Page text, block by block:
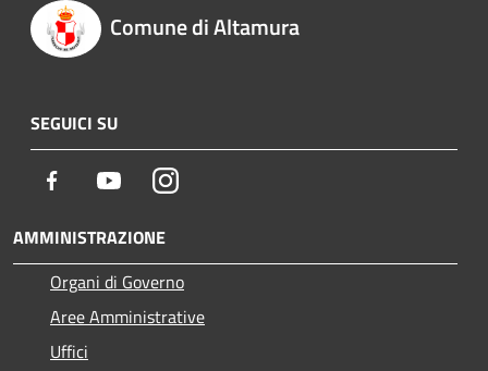
Comune di Altamura
SEGUICI SU
Facebook YoutubeInstagram
AMMINISTRAZIONE
Organi di Governo
Aree Amministrative
Uffici